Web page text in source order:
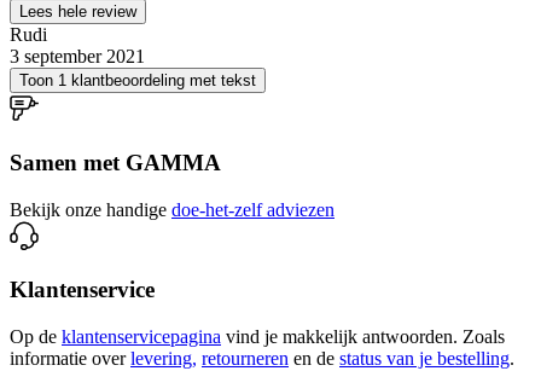
Lees hele review
Rudi
3 september 2021
Toon 1 klantbeoordeling met tekst
Samen met GAMMA
Bekijk onze handige doe-het-zelf adviezen
Klantenservice
Op de klantenservicepagina vind je makkelijk antwoorden. Zoals
informatie over levering, retourneren en de status van je bestelling.